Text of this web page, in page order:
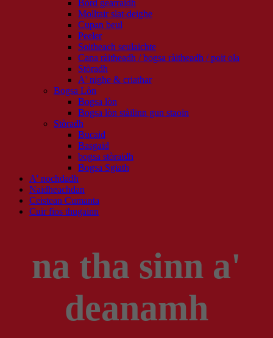
Bòrd gearraidh
Molltair slat-deighe
Cupan beul
Peeler
Soitheach seulaichte
Cana ràitheadh ​​/ bogsa ràitheadh ​​/ poit ola
Stòradh
A' nighe & criathar
Bogsa Lòn
Bogsa lòn
Bogsa lòn stàilinn gun staoin
Stòradh
Bucaid
Basgaid
bogsa stòraidh
Bogsa Sgiath
A' nochdadh
Naidheachdan
Ceistean Cumanta
Cuir fios thugainn
na tha sinn a'
deanamh